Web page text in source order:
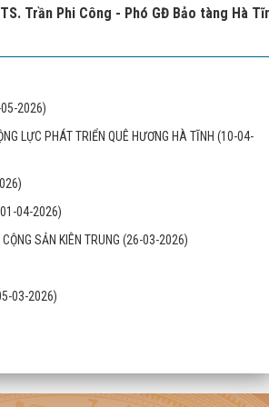
TS. Trần Phi Công - Phó GĐ Bảo tàng Hà
2026)
LỰC PHÁT TRIỂN QUÊ HƯƠNG HÀ TĨNH (10-04-
04-2026)
SẢN KIÊN TRUNG (26-03-2026)
03-2026)